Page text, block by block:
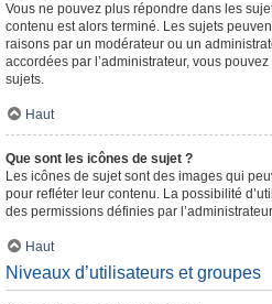
Vous ne pouvez plus répondre dans les
contenu est alors terminé. Les sujets
raisons par un modérateur ou un
accordées par l’administrateur, vous
sujets.
Haut
Que sont les icônes de sujet ?
Les icônes de sujet sont des images qui
pour refléter leur contenu. La possibilité
des permissions définies par
Haut
Niveaux d’utilisateurs et groupes